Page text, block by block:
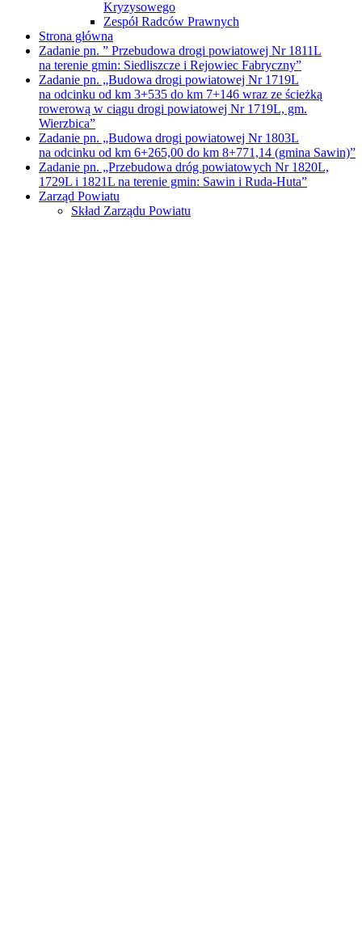
Kryzysowego
Zespół Radców Prawnych
Strona główna
Zadanie pn. ” Przebudowa drogi powiatowej Nr 1811L
na terenie gmin: Siedliszcze i Rejowiec Fabryczny”
Zadanie pn. „Budowa drogi powiatowej Nr 1719L
na odcinku od km 3+535 do km 7+146 wraz ze ścieżką
rowerową w ciągu drogi powiatowej Nr 1719L, gm.
Wierzbica”
Zadanie pn. „Budowa drogi powiatowej Nr 1803L
na odcinku od km 6+265,00 do km 8+771,14 (gmina Sawin)”
Zadanie pn. „Przebudowa dróg powiatowych Nr 1820L,
1729L i 1821L na terenie gmin: Sawin i Ruda-Huta”
Zarząd Powiatu
Skład Zarządu Powiatu